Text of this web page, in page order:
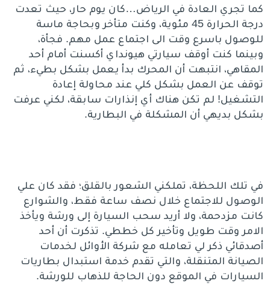
كما تجري العادة في الرياض…كان يوم حار، حيث تعدت
درجة الحرارة 45 مئوية، وكنت متأخر وبحاجة ماسة
للوصول باسرع وقت الى اجتماع عمل مهم. فجأة،
وبينما كنت أوقف سيارتي هيونداي أكسنت أمام أحد
المقاهي، انتبهت أن المحرك بدأ يعمل بشكل بطيء، ثم
توقف عن العمل بشكل كلي عند محاولة إعادة
التشغيل! لم تكن هناك أي إنذارات سابقة، لكني عرفت
بشكل بديهي أن المشكلة في البطارية.
في تلك اللحظة، تملكني الشعور بالقلق؛ فقد كان علي
الوصول للاجتماع خلال نصف ساعة فقط، والشوارع
كانت مزدحمة، ولا أريد سحب السيارة إلى ورشة ويأخذ
الامر وقت طويل وتأخير كل خططي. تذكرت أن أحد
أصدقائي ذكر لي تعامله مع شركة الأوائل لخدمات
الصيانة المتنقلة، والتي تقدم خدمة استبدال بطاريات
السيارات في الموقع دون الحاجة للذهاب للورشة.